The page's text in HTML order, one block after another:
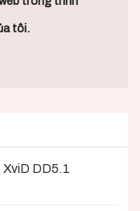
tôi.
XviD DD5.1